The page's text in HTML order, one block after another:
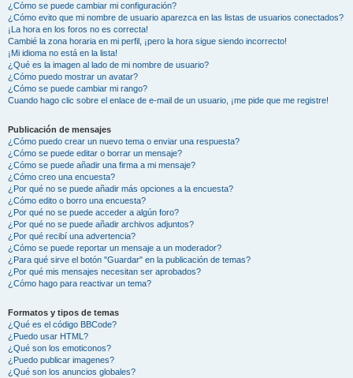
¿Cómo se puede cambiar mi configuración?
¿Cómo evito que mi nombre de usuario aparezca en las listas de usuarios conectados?
¡La hora en los foros no es correcta!
Cambié la zona horaria en mi perfil, ¡pero la hora sigue siendo incorrecto!
¡Mi idioma no está en la lista!
¿Qué es la imagen al lado de mi nombre de usuario?
¿Cómo puedo mostrar un avatar?
¿Cómo se puede cambiar mi rango?
Cuando hago clic sobre el enlace de e-mail de un usuario, ¡me pide que me registre!
Publicación de mensajes
¿Cómo puedo crear un nuevo tema o enviar una respuesta?
¿Cómo se puede editar o borrar un mensaje?
¿Cómo se puede añadir una firma a mi mensaje?
¿Cómo creo una encuesta?
¿Por qué no se puede añadir más opciones a la encuesta?
¿Cómo edito o borro una encuesta?
¿Por qué no se puede acceder a algún foro?
¿Por qué no se puede añadir archivos adjuntos?
¿Por qué recibí una advertencia?
¿Cómo se puede reportar un mensaje a un moderador?
¿Para qué sirve el botón "Guardar" en la publicación de temas?
¿Por qué mis mensajes necesitan ser aprobados?
¿Cómo hago para reactivar un tema?
Formatos y tipos de temas
¿Qué es el código BBCode?
¿Puedo usar HTML?
¿Qué son los emoticonos?
¿Puedo publicar imagenes?
¿Qué son los anuncios globales?